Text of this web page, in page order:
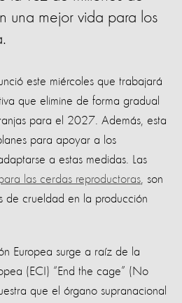
una mejor vida para los
este miércoles que trabajará
que elimine de forma gradual
para el 2027. Además, esta
para apoyar a los
a estas medidas. Las
las cerdas reproductoras , son
de crueldad en la producción
Europea surge a raíz de la
(ECI) “End the cage” (No
que el órgano supranacional